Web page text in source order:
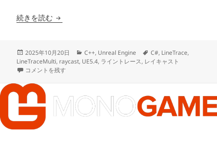
続きを読む 【UE5】LineTrace(レイキャスト)の使い方【C++
投
稿
日:
2025年10月20日
カ
テ
C++, Unreal Engine
タ
グ
C#, LineTrace,
LineTraceMulti, raycast, UE5.4, ライントレース, レイキャスト
【UE5】LineTrace(レイキャスト)の使い方【C++】 に
コメントを残す